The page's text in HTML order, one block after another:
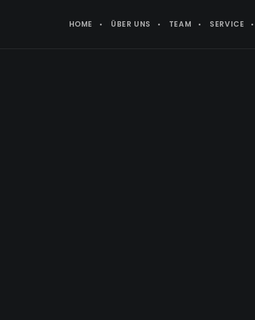
HOME ÜBER UNS TEAM SERVICE